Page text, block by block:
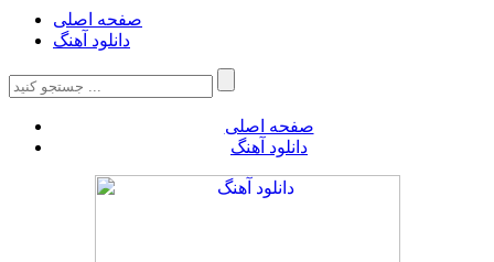
صفحه اصلی
دانلود آهنگ
صفحه اصلی
دانلود آهنگ